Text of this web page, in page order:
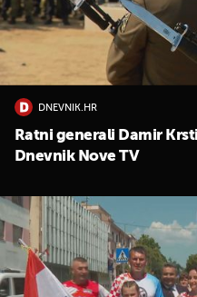
DNEVNIK.HR
Ratni generali Damir
Dnevnik Nove TV